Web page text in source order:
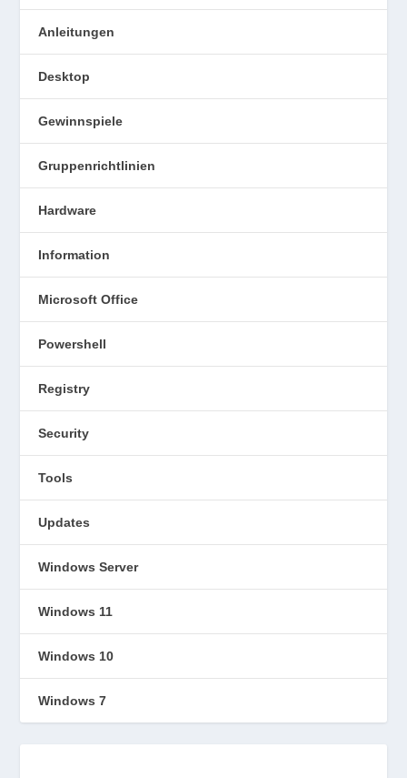
Anleitungen
Desktop
Gewinnspiele
Gruppenrichtlinien
Hardware
Information
Microsoft Office
Powershell
Registry
Security
Tools
Updates
Windows Server
Windows 11
Windows 10
Windows 7